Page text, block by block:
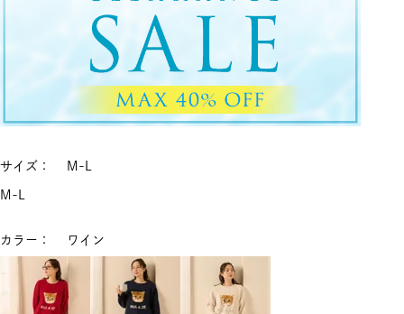
サイズ M-L
M-L
カラー ワイン